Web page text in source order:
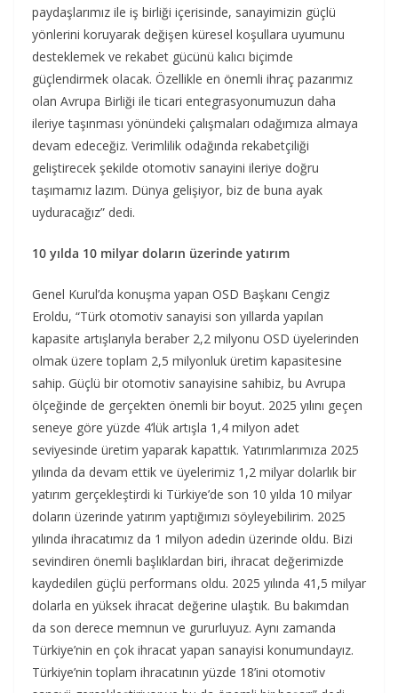
paydaşlarımız ile iş birliği içerisinde, sanayimizin güçlü
yönlerini koruyarak değişen küresel koşullara uyumunu
desteklemek ve rekabet gücünü kalıcı biçimde
güçlendirmek olacak. Özellikle en önemli ihraç pazarımız
olan Avrupa Birliği ile ticari entegrasyonumuzun daha
ileriye taşınması yönündeki çalışmaları odağımıza almaya
devam edeceğiz. Verimlilik odağında rekabetçiliği
geliştirecek şekilde otomotiv sanayini ileriye doğru
taşımamız lazım. Dünya gelişiyor, biz de buna ayak
uyduracağız” dedi.
10 yılda 10 milyar doların üzerinde yatırım
Genel Kurul’da konuşma yapan OSD Başkanı Cengiz
Eroldu, “Türk otomotiv sanayisi son yıllarda yapılan
kapasite artışlarıyla beraber 2,2 milyonu OSD üyelerinden
olmak üzere toplam 2,5 milyonluk üretim kapasitesine
sahip. Güçlü bir otomotiv sanayisine sahibiz, bu Avrupa
ölçeğinde de gerçekten önemli bir boyut. 2025 yılını geçen
seneye göre yüzde 4’lük artışla 1,4 milyon adet
seviyesinde üretim yaparak kapattık. Yatırımlarımıza 2025
yılında da devam ettik ve üyelerimiz 1,2 milyar dolarlık bir
yatırım gerçekleştirdi ki Türkiye’de son 10 yılda 10 milyar
doların üzerinde yatırım yaptığımızı söyleyebilirim. 2025
yılında ihracatımız da 1 milyon adedin üzerinde oldu. Bizi
sevindiren önemli başlıklardan biri, ihracat değerimizde
kaydedilen güçlü performans oldu. 2025 yılında 41,5 milyar
dolarla en yüksek ihracat değerine ulaştık. Bu bakımdan
da son derece memnun ve gururluyuz. Aynı zamanda
Türkiye’nin en çok ihracat yapan sanayisi konumundayız.
Türkiye’nin toplam ihracatının yüzde 18’ini otomotiv